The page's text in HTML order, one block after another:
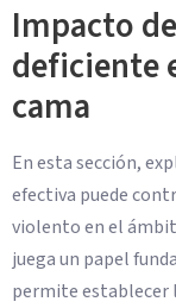
Impacto
deficiente
cama
En esta sección,
efectiva puede
violento en el
juega un papel
permite establecer